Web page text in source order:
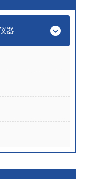
器